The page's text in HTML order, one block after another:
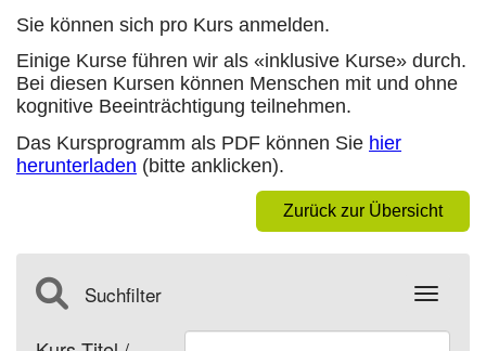
Sie können sich pro Kurs anmelden.
Einige Kurse führen wir als «inklusive Kurse» durch.
Bei diesen Kursen können Menschen mit und ohne
kognitive Beeinträchtigung teilnehmen.
Das Kursprogramm als PDF können Sie hier
herunterladen (bitte anklicken).
Zurück zur Übersicht
Suchfilter